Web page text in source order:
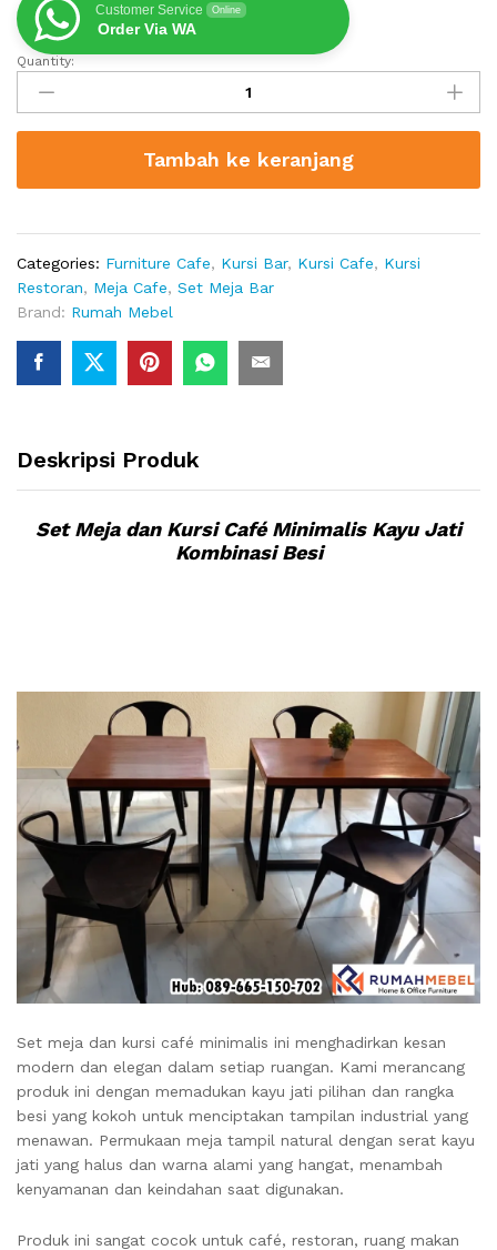
Customer Service Online
Order Via WA
Set
Meja
dan
Kursi
Minimalis
Jati
Kombinasi
Besi
quantity
Quantity:
Tambah ke keranjang
Categories: Furniture Cafe, Kursi Bar, Kursi Cafe, Kursi
Restoran, Meja Cafe, Set Meja Bar
Brand: Rumah Mebel
Deskripsi Produk
Set Meja dan Kursi Café Minimalis Kayu Jati
Kombinasi Besi
Set meja dan kursi café minimalis ini menghadirkan kesan
modern dan elegan dalam setiap ruangan. Kami merancang
produk ini dengan memadukan kayu jati pilihan dan rangka
besi yang kokoh untuk menciptakan tampilan industrial yang
menawan. Permukaan meja tampil natural dengan serat kayu
jati yang halus dan warna alami yang hangat, menambah
kenyamanan dan keindahan saat digunakan.
Produk ini sangat cocok untuk café, restoran, ruang makan